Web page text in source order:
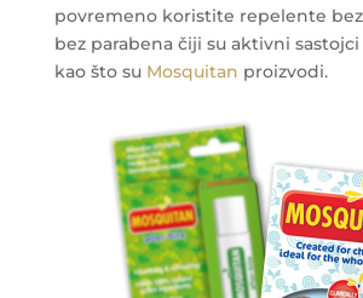
povremeno koristite repelente
bez parabena čiji su aktivni sastojci
kao što su Mosquitan proizvodi.